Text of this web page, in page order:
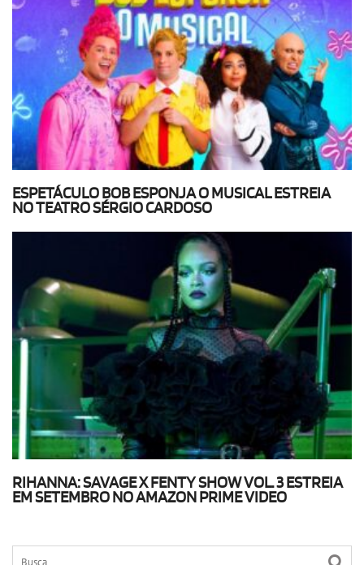
ESPETÁCULO BOB ESPONJA O MUSICAL ESTREIA
NO TEATRO SÉRGIO CARDOSO
RIHANNA: SAVAGE X FENTY SHOW VOL. 3 ESTREIA
EM SETEMBRO NO AMAZON PRIME VIDEO